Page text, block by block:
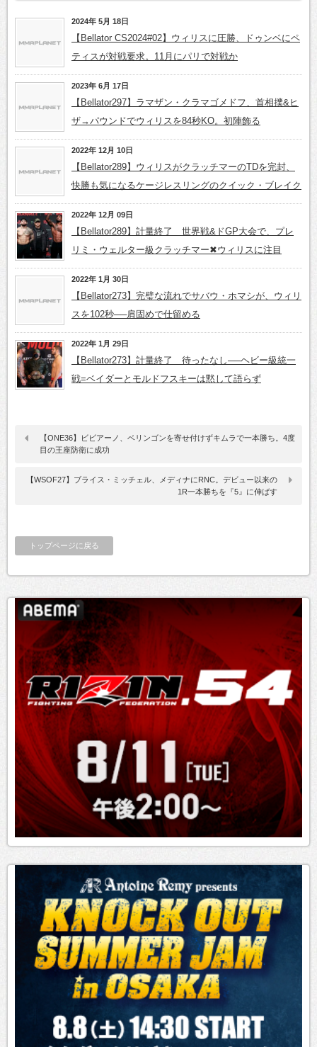
2024年 5月 18日
【Bellator CS2024#02】ウィリスに圧勝、ドゥンベにペ
ティスが対戦要求。11月にパリで対戦か
2023年 6月 17日
【Bellator297】ラマザン・クラマゴメドフ、首相撲&ヒ
ザ→パウンドでウィリスを84秒KO。初陣飾る
2022年 12月 10日
【Bellator289】ウィリスがクラッチマーのTDを完封、
快勝も気になるケージレスリングのクイック・ブレイク
2022年 12月 09日
【Bellator289】計量終了 世界戦&ドGP大会で、プレ
リミ・ウェルター級クラッチマー✖ウィリスに注目
2022年 1月 30日
【Bellator273】完璧な流れでサバウ・ホマシが、ウィリ
スを102秒──肩固めで仕留める
2022年 1月 29日
【Bellator273】計量終了 待ったなし──ヘビー級統一
戦=ベイダーとモルドフスキーは黙して語らず
【ONE36】ビビアーノ、ベリンゴンを寄せ付けずキムラで一本勝ち。4度
目の王座防衛に成功
【WSOF27】ブライス・ミッチェル、メディナにRNC。デビュー以来の
1R一本勝ちを『5』に伸ばす
トップページに戻る